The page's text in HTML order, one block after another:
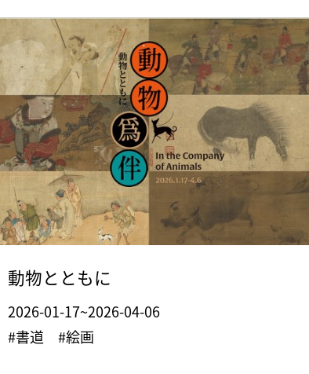
動物とともに
2026-01-17~2026-04-06
#書道 #絵画